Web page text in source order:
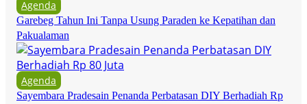
Agenda
Garebeg Tahun Ini Tanpa Usung Paraden ke Kepatihan dan
Pakualaman
Agenda
Sayembara Pradesain Penanda Perbatasan DIY Berhadiah Rp